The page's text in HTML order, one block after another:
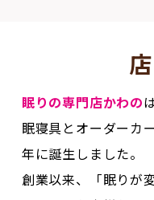
眠りの専門店かわの
年に誕生しました。
創業以来、「眠りが
トーに、お客様おひ
手伝いができる商品